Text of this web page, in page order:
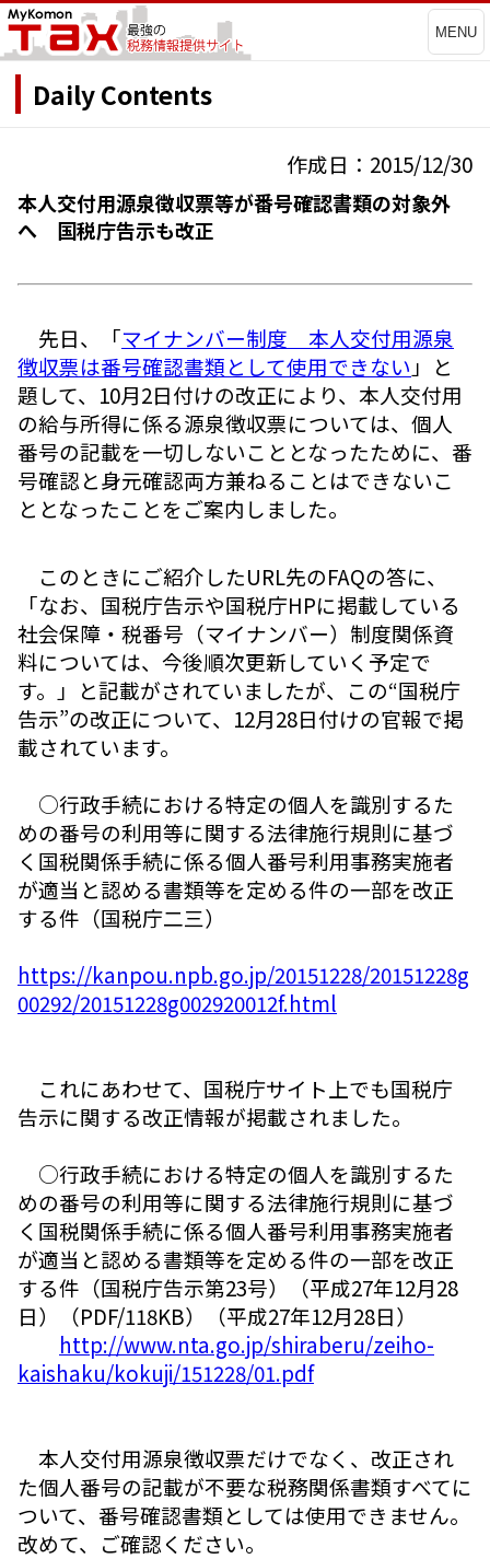
MENU
Daily Contents
作成日：2015/12/30
本人交付用源泉徴収票等が番号確認書類の対象外
へ 国税庁告示も改正
先日、「マイナンバー制度 本人交付用源泉
徴収票は番号確認書類として使用できない 」と
題して、10月2日付けの改正により、本人交付用
の給与所得に係る源泉徴収票については、個人
番号の記載を一切しないこととなったために、番
号確認と身元確認両方兼ねることはできないこ
ととなったことをご案内しました。
このときにご紹介したURL先のFAQの答に、
「なお、国税庁告示や国税庁HPに掲載している
社会保障・税番号（マイナンバー）制度関係資
料については、今後順次更新していく予定で
す。」と記載がされていましたが、この“国税庁
告示”の改正について、12月28日付けの官報で掲
載されています。
○行政手続における特定の個人を識別するた
めの番号の利用等に関する法律施行規則に基づ
く国税関係手続に係る個人番号利用事務実施者
が適当と認める書類等を定める件の一部を改正
する件（国税庁二三）
https://kanpou.npb.go.jp/20151228/20151228g
00292/20151228g002920012f.html
これにあわせて、国税庁サイト上でも国税庁
告示に関する改正情報が掲載されました。
○行政手続における特定の個人を識別するた
めの番号の利用等に関する法律施行規則に基づ
く国税関係手続に係る個人番号利用事務実施者
が適当と認める書類等を定める件の一部を改正
する件（国税庁告示第23号）（平成27年12月28
日）（PDF/118KB）（平成27年12月28日）
http://www.nta.go.jp/shiraberu/zeiho-
kaishaku/kokuji/151228/01.pdf
本人交付用源泉徴収票だけでなく、改正され
た個人番号の記載が不要な税務関係書類すべてに
ついて、番号確認書類としては使用できません。
改めて、ご確認ください。